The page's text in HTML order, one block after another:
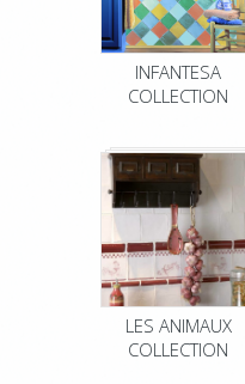
INFANTESA
COLLECTION
LES ANIMAUX
COLLECTION